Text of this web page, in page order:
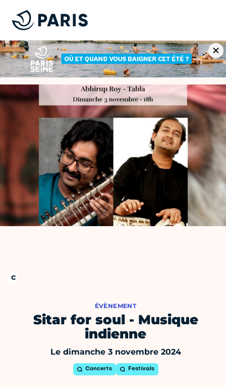
ÉVÈNEMENT
Sitar for soul - Musique
indienne
Le dimanche 3 novembre 2024
Concerts Festivals